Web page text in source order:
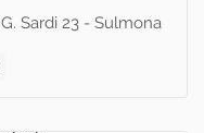
Sardi 23 - Sulmona